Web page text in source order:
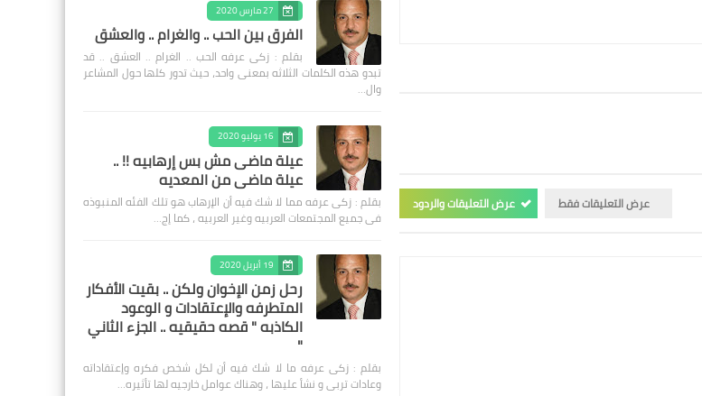
عرض التعليقات فقط عرض التعليقات والردود
27 مارس 2020
الفرق بين الحب .. والغرام .. والعشق
بقلم : زكى عرفه الحب .. الغرام .. العشق .. قد
تبدو هذه الكلمات الثلاثه بمعنى واحد، حيث تدور كلها حول المشاعر
وال…
16 يوليو 2020
عيلة ماضى مش بس إرهابيه !! ..
عيلة ماضى من المعديه
بقلم : زكى عرفه مما لا شك فيه أن الإرهاب هو تلك الفئه المنبوذه
فى جميع المجتمعات العربيه وغير العربيه ، كما إج…
19 أبريل 2020
رحل زمن الإخوان ولكن .. بقيت الأفكار
المتطرفه والإعتقادات و الوعود
الكاذبه " قصه حقيقيه .. الجزء الثاني
"
بقلم : زكى عرفه ‎ما لا شك فيه أن لكل شخص فكره وإعتقاداته
وعادات تربى و نشأ عليها ، وهناك عوامل خارجيه لها تأثيره…